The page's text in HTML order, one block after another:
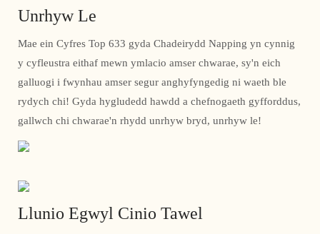
Unrhyw Le
Mae ein Cyfres Top 633 gyda Chadeirydd Napping yn cynnig
y cyfleustra eithaf mewn ymlacio amser chwarae, sy'n eich
galluogi i fwynhau amser segur anghyfyngedig ni waeth ble
rydych chi! Gyda hygludedd hawdd a chefnogaeth gyfforddus,
gallwch chi chwarae'n rhydd unrhyw bryd, unrhyw le!
Llunio Egwyl Cinio Tawel